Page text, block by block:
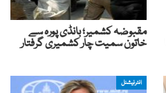
مقبوضہ کشمیر؛ بانڈی پورہ سے
خاتون سمیت چار کشمیری گرفتار
انٹرنیشنل